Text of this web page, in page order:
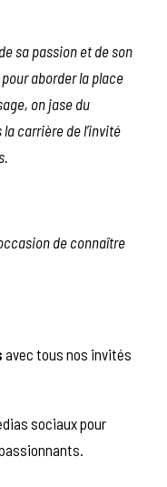
sa passion et de son
aborder la place
on jase du
carrière de l’invité
de connaître
avec tous nos invités
sociaux pour